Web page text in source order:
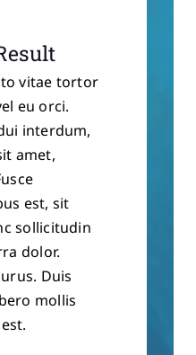
vitae tortor
eu orci.
interdum,
amet,
est, sit
sollicitudin
dolor.
Duis
mollis